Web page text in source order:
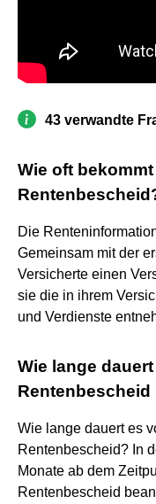
43 verwandte
Wie oft
Die
Gemeinsam mit der
Versicherte einen
sie die in ihrem
und Verdienste
Wie lange
Rentenbescheid
Wie lange dauert es
Rentenbescheid? In
Monate ab dem
Rentenbescheid